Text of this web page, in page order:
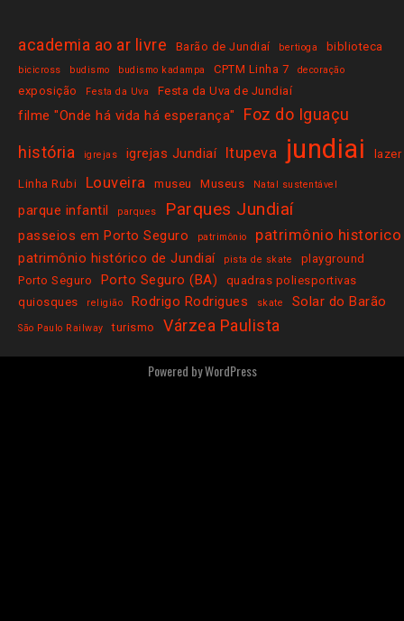
academia ao ar livre Barão de Jundiaí bertioga biblioteca
bicicross budismo budismo kadampa CPTM Linha 7 decoração
exposição Festa da Uva Festa da Uva de Jundiaí
filme "Onde há vida há esperança"
Foz do Iguaçu
história
igrejas igrejas Jundiaí Itupeva jundiai lazer
Linha Rubi Louveira museu Museus Natal sustentável
parque infantil parques Parques Jundiaí
passeios em Porto Seguro patrimônio patrimônio historico
patrimônio histórico de Jundiaí pista de skate
playground
Porto Seguro
Porto Seguro (BA)
quadras poliesportivas
quiosques
religião Rodrigo Rodrigues skate Solar do Barão
São Paulo Railway turismo Várzea Paulista
Powered byWordPress